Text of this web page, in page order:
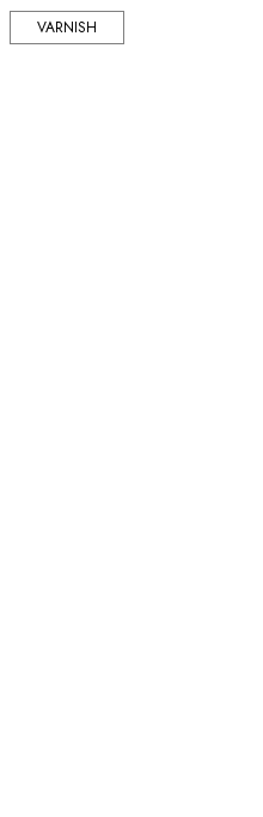
VARNISH